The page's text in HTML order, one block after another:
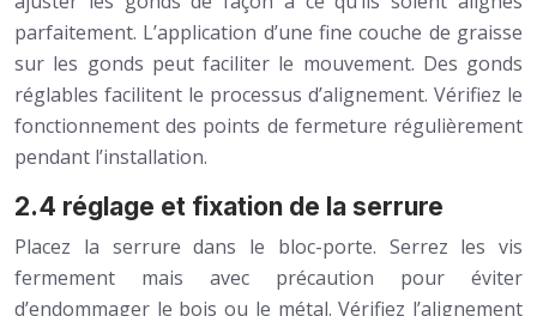
parfaitement. L’application d’une fine couche de graisse
sur les gonds peut faciliter le mouvement. Des gonds
réglables facilitent le processus d’alignement. Vérifiez le
fonctionnement des points de fermeture régulièrement
pendant l’installation.
2.4 réglage et fixation de la serrure
Placez la serrure dans le bloc-porte. Serrez les vis
fermement mais avec précaution pour éviter
d’endommager le bois ou le métal. Vérifiez l’alignement